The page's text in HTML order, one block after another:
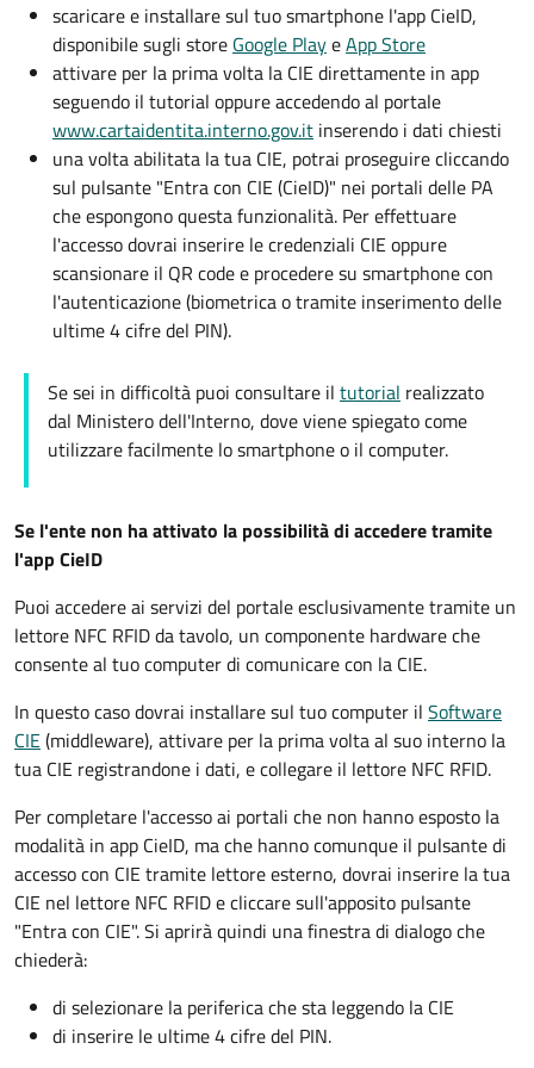
scaricare e installare sul tuo smartphone l'app CieID,
disponibile sugli store Google PlayeApp Store
attivare per la prima volta la CIE direttamente in app
seguendo il tutorial oppure accedendo al portale
www.cartaidentita.interno.gov.it inserendo i dati chiesti
una volta abilitata la tua CIE, potrai proseguire cliccando
sul pulsante "Entra con CIE (CieID)" nei portali delle PA
che espongono questa funzionalità. Per effettuare
l'accesso dovrai inserire le credenziali CIE oppure
scansionare il QR code e procedere su smartphone con
l'autenticazione (biometrica o tramite inserimento delle
ultime 4 cifre del PIN).
Se sei in difficoltà puoi consultare il tutorial realizzato
dal Ministero dell'Interno, dove viene spiegato come
utilizzare facilmente lo smartphone o il computer.
Se l'ente non ha attivato la possibilità di accedere tramite
l'app CieID
Puoi accedere ai servizi del portale esclusivamente tramite un
lettore NFC RFID da tavolo, un componente hardware che
consente al tuo computer di comunicare con la CIE.
In questo caso dovrai installare sul tuo computer il Software
CIE(middleware), attivare per la prima volta al suo interno la
tua CIE registrandone i dati, e collegare il lettore NFC RFID.
Per completare l'accesso ai portali che non hanno esposto la
modalità in app CieID, ma che hanno comunque il pulsante di
accesso con CIE tramite lettore esterno, dovrai inserire la tua
CIE nel lettore NFC RFID e cliccare sull'apposito pulsante
"Entra con CIE". Si aprirà quindi una finestra di dialogo che
chiederà:
di selezionare la periferica che sta leggendo la CIE
di inserire le ultime 4 cifre del PIN.